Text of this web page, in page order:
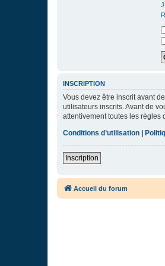
INSCRIPTION
Vous devez être inscrit avant
utilisateurs inscrits. Avant de
attentivement toutes les règles
Conditions d’utilisation
Inscription
Accueil du forum